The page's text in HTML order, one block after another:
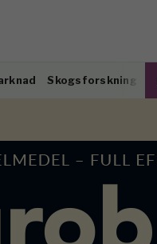
Skogsforskning